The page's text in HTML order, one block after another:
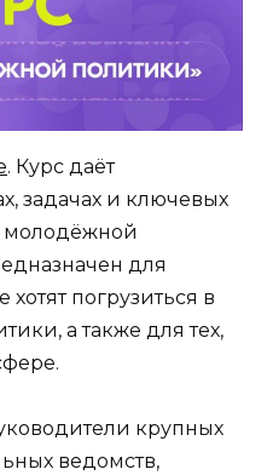
. Курс даёт
задачах и ключевых
молодёжной
для
погрузиться в
а также для тех,
крупных
ведомств,